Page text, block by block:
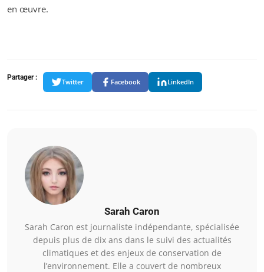
en œuvre.
Partager :
Twitter Facebook LinkedIn
Sarah Caron
Sarah Caron est journaliste indépendante, spécialisée
depuis plus de dix ans dans le suivi des actualités
climatiques et des enjeux de conservation de
l’environnement. Elle a couvert de nombreux